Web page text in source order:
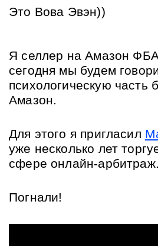
Это Вова Эвэн))
Я селлер на Амазон
сегодня мы будем
психологическую часть
Амазон.
Для этого я пригласил
уже несколько лет
сфере онлайн-арбитраж.
Погнали!